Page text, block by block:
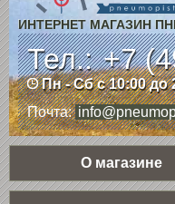
ИНТЕРНЕТ МАГАЗИН
Тел.:+7
Пн - Сб с 10:00 до
Почта:
О магазине